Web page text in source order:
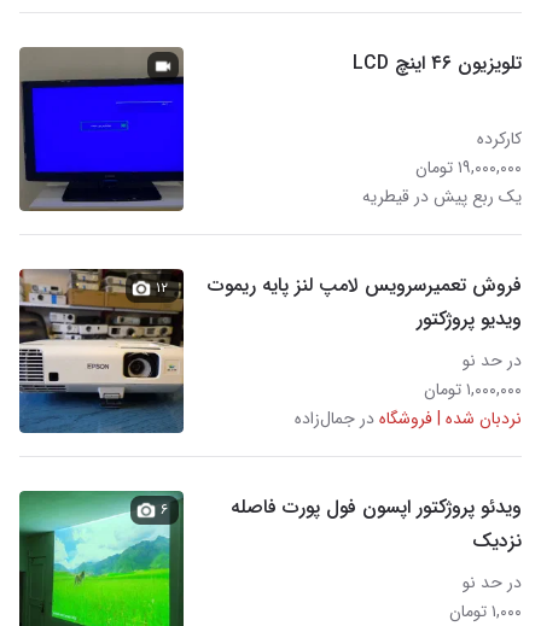
تلویزیون ۴۶ اینچ LCD
کارکرده
۱۹,۰۰۰,۰۰۰ تومان
یک ربع پیش در قیطریه
فروش تعمیرسرویس لامپ لنز پایه ریموت
ویدیو پروژکتور
در حد نو
۱,۰۰۰,۰۰۰ تومان
نردبان شده | فروشگاهدر جمال‌زاده
۱۲
ویدئو پروژکتور اپسون فول پورت فاصله
نزدیک
در حد نو
۱,۰۰۰ تومان
۶